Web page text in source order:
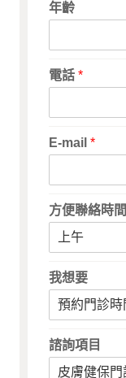
年齡
電話*
E-mail*
方便聯絡時間
我想要
諮詢項目